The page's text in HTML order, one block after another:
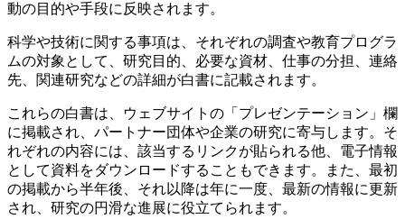
動の目的や手段に反映されます。
科学や技術に関する事項は、それぞれの調査や教育プログラ
ムの対象として、研究目的、必要な資材、仕事の分担、連絡
先、関連研究などの詳細が白書に記載されます。
これらの白書は、ウェブサイトの「プレゼンテーション」欄
に掲載され、パートナー団体や企業の研究に寄与します。そ
れぞれの内容には、該当するリンクが貼られる他、電子情報
として資料をダウンロードすることもできます。また、最初
の掲載から半年後、それ以降は年に一度、最新の情報に更新
され、研究の円滑な進展に役立てられます。